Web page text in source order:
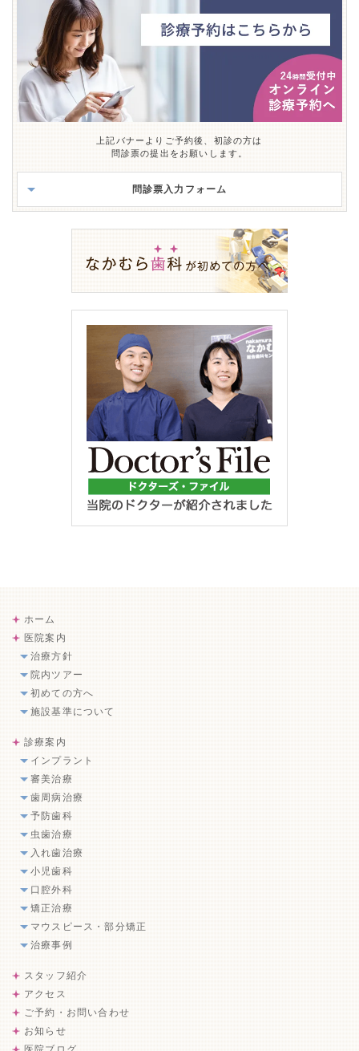
上記バナーよりご予約後、初診の方は
問診票の提出をお願いします。
問診票入力フォーム
ホーム
医院案内
治療方針
院内ツアー
初めての方へ
施設基準について
診療案内
インプラント
審美治療
歯周病治療
予防歯科
虫歯治療
入れ歯治療
小児歯科
口腔外科
矯正治療
マウスピース・部分矯正
治療事例
スタッフ紹介
アクセス
ご予約・お問い合わせ
お知らせ